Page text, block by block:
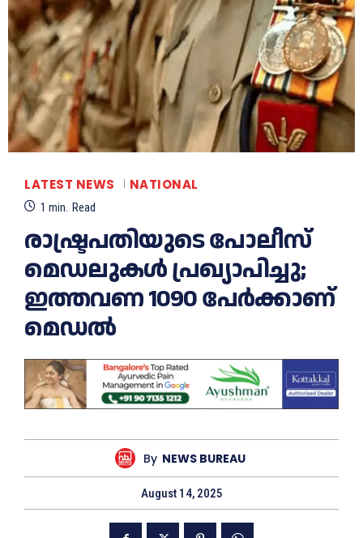
LATEST NEWS NATIONAL
1 min. Read
രാഷ്ട്രപതിയുടെ പോലീസ്
മെഡലുകള്‍ പ്രഖ്യാപിച്ചു;
ഇത്തവണ 1090 പേര്‍ക്കാണ്
മെഡല്‍
By NEWS BUREAU
August 14, 2025